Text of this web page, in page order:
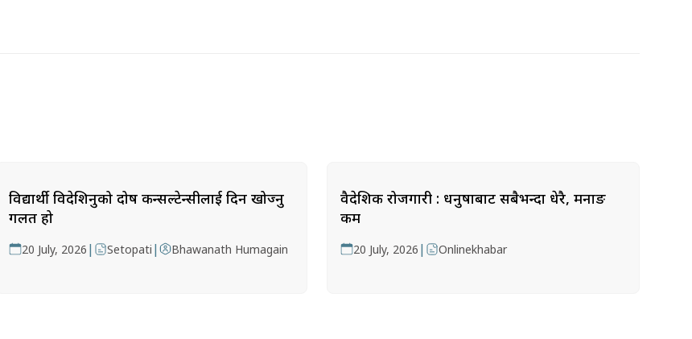
विद्यार्थी विदेशिनुको दोष कन्सल्टेन्सीलाई दिन खोज्नु
गलत हो
20 July, 2026 | Setopati | Bhawanath Humagain
वैदेशिक रोजगारी : धनुषाबाट सबैभन्दा धेरै, मनाङ
कम
20 July, 2026 | Onlinekhabar